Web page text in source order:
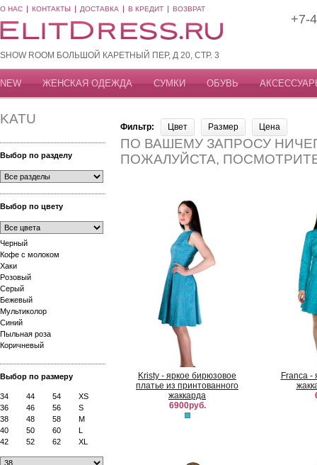
О НАС КОНТАКТЫ ДОСТАВКА В КРЕДИТ ВОЗВРАТ
SHOW ROOM БОЛЬШОЙ КАРЕТНЫЙ ПЕР, Д 20, СТР. 3
+7-
NEW ЖЕНСКАЯ ОДЕЖДА СУМКИ ОБУВЬ
KATU
Выбор по разделу
Выбор по цвету
Черный
Кофе с молоком
Хаки
Розовый
Серый
Бежевый
Мультиколор
Синий
Пыльная роза
Коричневый
Выбор по размеру
34 44 54
XS
36
46 56
S
38
48 58
M
40
50 60
L
42
52 62 XL
Фильтр: Цвет Размер Цена
ПО ВАШЕМУ ЗАПРОСУ
ПОЖАЛУЙСТА,
Kristy - яркое бирюзовое
платье из принтованного
жаккарда
6900руб.
Franca -